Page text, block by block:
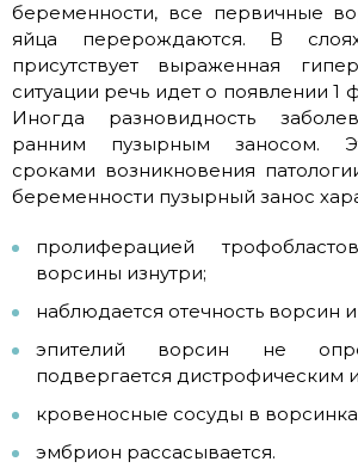
беременности, все первичные
яйца перерождаются. В
присутствует выраженная
ситуации речь идет о появлении 1
Иногда разновидность
ранним пузырным заносом.
сроками возникновения
беременности пузырный занос
пролиферацией
ворсины изнутри;
наблюдается отечность ворсин
эпителий ворсин не
подвергается дистрофическим
кровеносные сосуды в
эмбрион рассасывается.